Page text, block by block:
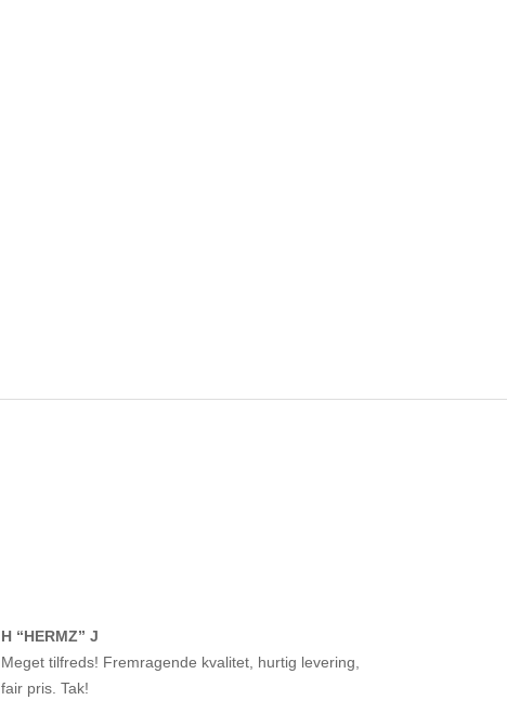
H “HERMZ” J
Meget tilfreds! Fremragende kvalitet, hurtig levering,
fair pris. Tak!